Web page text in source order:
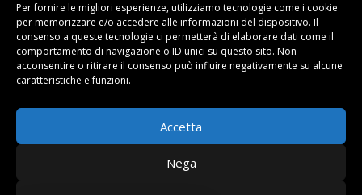
Per fornire le migliori esperienze, utilizziamo tecnologie come i cookie
per memorizzare e/o accedere alle informazioni del dispositivo. Il
consenso a queste tecnologie ci permetterà di elaborare dati come il
comportamento di navigazione o ID unici su questo sito. Non
acconsentire o ritirare il consenso può influire negativamente su alcune
caratteristiche e funzioni.
Accetta
Nega
Email:info@tdl.it
Terra di Lunigiana © di Filippi William - P.Iva 01374450458